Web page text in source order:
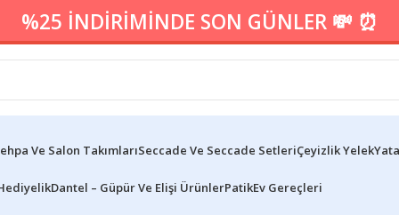
%25 İNDİRİMİNDE SON GÜNLER 💸 ⏰
Ve Salon TakımlarıSeccade Ve Seccade SetleriÇeyizlik Yelek
Dantel – Güpür Ve Elişi ÜrünlerPatikEv Gereçleri